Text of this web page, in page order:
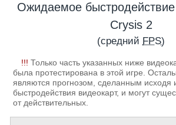
Ожидаемое быстродействие
Crysis 2
(средний FPS)
!!! Только часть указанных ниже
была протестирована в этой игре.
являются прогнозом, сделанным исходя
быстродействия видеокарт, и могут
от действительных.